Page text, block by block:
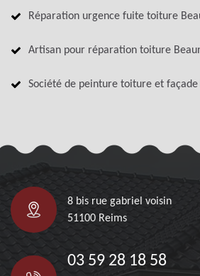
Réparation urgence fuite toiture
Artisan pour réparation toiture
Société de peinture toiture et façade
8 bis rue gabriel voisin
51100 Reims
03 59 28 18 58